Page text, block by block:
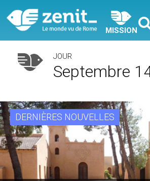
MISSION
JOUR
Septembre
DERNIÈRES NOUVELLES